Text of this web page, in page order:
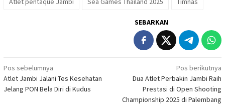
SEBARKAN
Navigasi
pos
Pos sebelumnya
Atlet Jambi Jalani Tes Kesehatan
Jelang PON Bela Diri di Kudus
Pos berikutnya
Dua Atlet Perbakin Jambi Raih
Prestasi di Open Shooting
Championship 2025 di Palembang